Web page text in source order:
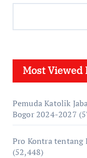
Most Viewed
Pemuda Katolik
Bogor 2024-2027
Pro Kontra tentang
(52,448)